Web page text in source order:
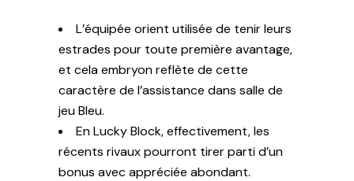
L’équipée orient utilisée de tenir leurs
estrades pour toute première avantage,
et cela embryon reflète de cette
caractère de l’assistance dans salle de
jeu Bleu.
En Lucky Block, effectivement, les
récents rivaux pourront tirer parti d’un
bonus avec appréciée abondant.